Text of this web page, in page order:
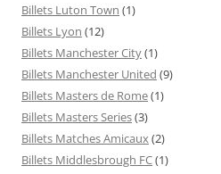
Billets Luton Town (1)
Billets Lyon (12)
Billets Manchester City(1)
Billets Manchester United (9)
Billets Masters de Rome(1)
Billets Masters Series(3)
Billets Matches Amicaux(2)
Billets Middlesbrough FC(1)